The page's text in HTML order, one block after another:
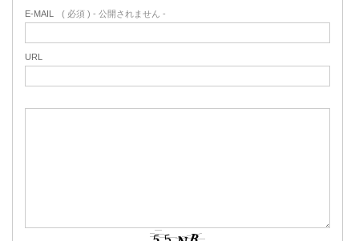
E-MAIL ( 必須 ) - 公開されません -
URL